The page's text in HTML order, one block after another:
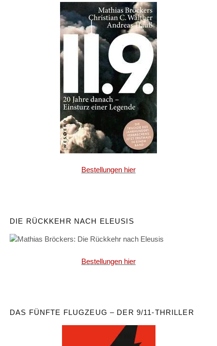
Bestellungen hier
DIE RÜCKKEHR NACH ELEUSIS
Bestellungen hier
DAS FÜNFTE FLUGZEUG – DER 9/11-THRILLER